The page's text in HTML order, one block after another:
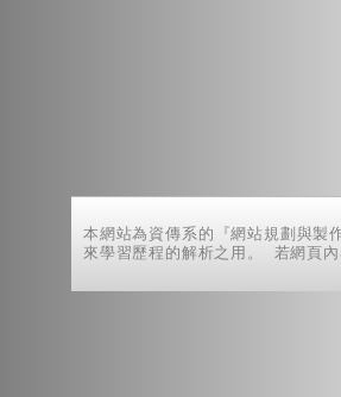
本網站為資傳系的『網站規劃與製
來學習歷程的解析之用。 若網頁